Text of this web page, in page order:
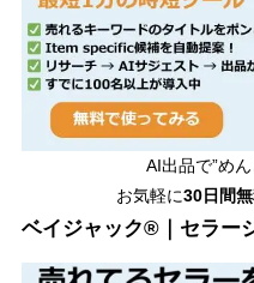
AI出品で”め
お気軽に30日間
ベイジャック®｜セラー